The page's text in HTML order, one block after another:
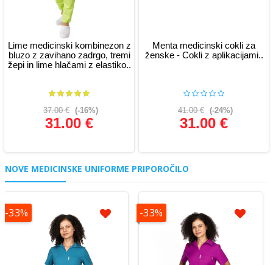
Lime medicinski kombinezon z
bluzo z zavihano zadrgo, tremi
žepi in lime hlačami z elastiko..
37.00 € (-16%)
31.00 €
Glej podrobnosti
Menta medicinski cokli za
ženske - Cokli z aplikacijami..
41.00 € (-24%)
31.00 €
Glej podrobnosti
NOVE MEDICINSKE UNIFORME PRIPOROČILO
-33% -33%